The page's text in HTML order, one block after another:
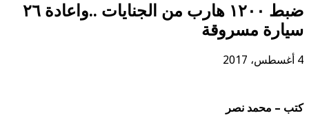
ضبط ١٢٠٠ هارب من الجنايات ..واعادة ٢٦
سيارة مسروقة
4 أغسطس، 2017
كتب – محمد نصر